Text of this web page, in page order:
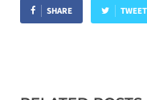
SHARE TWEET